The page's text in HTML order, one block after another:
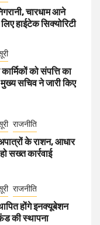
चारधाम आने
हाईटेक सिक्योरिटी
को संपत्ति का
मुख्य सचिव ने जारी किए
राजनीति
के राशन, आधार
सख्त कार्रवाई
राजनीति
होंगे इनक्यूबेशन
की स्थापना